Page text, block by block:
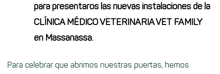
para presentaros las nuevas instalaciones de la
CLÍNICA MÉDICO VETERINARIA VET FAMILY
en Massanassa.
Para celebrar que abrimos nuestras puertas, hemos